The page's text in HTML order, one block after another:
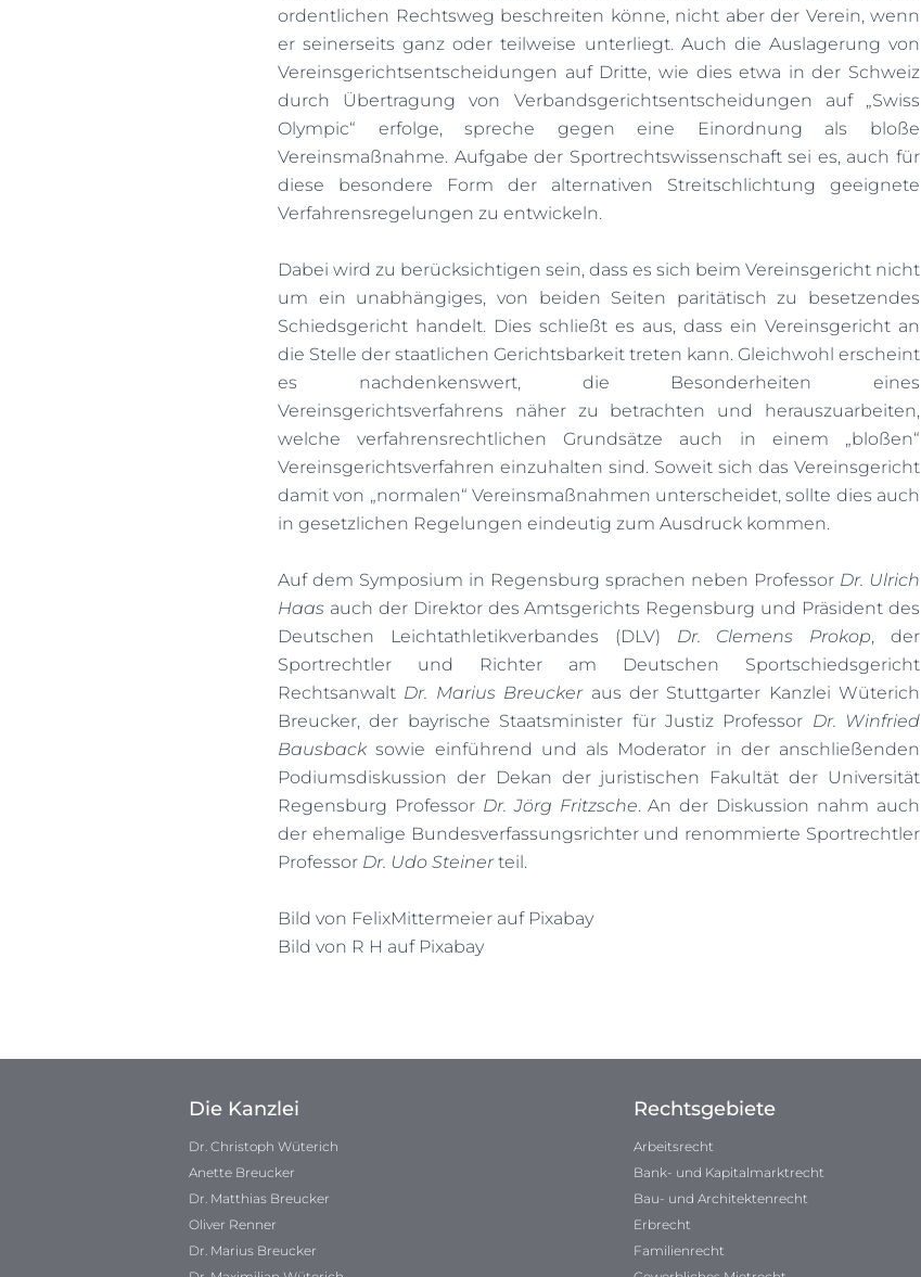
ordentlichen Rechtsweg beschreiten könne, nicht aber der Verein, wenn
er seinerseits ganz oder teilweise unterliegt. Auch die Auslagerung von
Vereinsgerichtsentscheidungen auf Dritte, wie dies etwa in der Schweiz
durch Übertragung von Verbandsgerichtsentscheidungen auf „Swiss
Olympic“ erfolge, spreche gegen eine Einordnung als bloße
Vereinsmaßnahme. Aufgabe der Sportrechtswissenschaft sei es, auch für
diese besondere Form der alternativen Streitschlichtung geeignete
Verfahrensregelungen zu entwickeln.
Dabei wird zu berücksichtigen sein, dass es sich beim Vereinsgericht nicht
um ein unabhängiges, von beiden Seiten paritätisch zu besetzendes
Schiedsgericht handelt. Dies schließt es aus, dass ein Vereinsgericht an
die Stelle der staatlichen Gerichtsbarkeit treten kann. Gleichwohl erscheint
es nachdenkenswert, die Besonderheiten eines
Vereinsgerichtsverfahrens näher zu betrachten und herauszuarbeiten,
welche verfahrensrechtlichen Grundsätze auch in einem „bloßen“
Vereinsgerichtsverfahren einzuhalten sind. Soweit sich das Vereinsgericht
damit von „normalen“ Vereinsmaßnahmen unterscheidet, sollte dies auch
in gesetzlichen Regelungen eindeutig zum Ausdruck kommen.
Auf dem Symposium in Regensburg sprachen neben Professor Dr. Ulrich
Haas auch der Direktor des Amtsgerichts Regensburg und Präsident des
Deutschen Leichtathletikverbandes (DLV) Dr. Clemens Prokop, der
Sportrechtler und Richter am Deutschen Sportschiedsgericht
Rechtsanwalt Dr. Marius Breuckeraus der Stuttgarter Kanzlei Wüterich
Breucker, der bayrische Staatsminister für Justiz Professor Dr. Winfried
Bausbacksowie einführend und als Moderator in der anschließenden
Podiumsdiskussion der Dekan der juristischen Fakultät der Universität
Regensburg Professor Dr. Jörg Fritzsche. An der Diskussion nahm auch
der ehemalige Bundesverfassungsrichter und renommierte Sportrechtler
Professor Dr. Udo Steinerteil.
Bild von FelixMittermeier auf Pixabay
Bild von R H auf Pixabay
Die Kanzlei
Dr. Christoph Wüterich
Anette Breucker
Dr. Matthias Breucker
Oliver Renner
Dr. Marius Breucker
Rechtsgebiete
Arbeitsrecht
Bank- und Kapitalmarktrecht
Bau- und Architektenrecht
Erbrecht
Familienrecht